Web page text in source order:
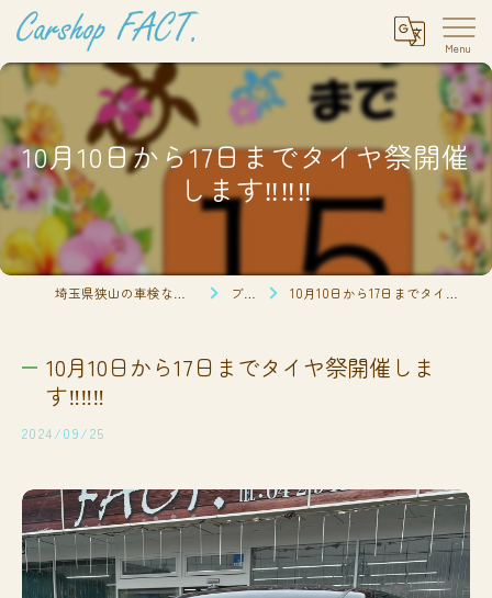
10月10日から17日までタイヤ祭開催
します‼️‼️‼️
ブログ 10月10日から17日までタイヤ祭開催します‼️‼️‼️
10月10日から17日までタイヤ祭開催しま
す‼️‼️‼️
2024/09/25